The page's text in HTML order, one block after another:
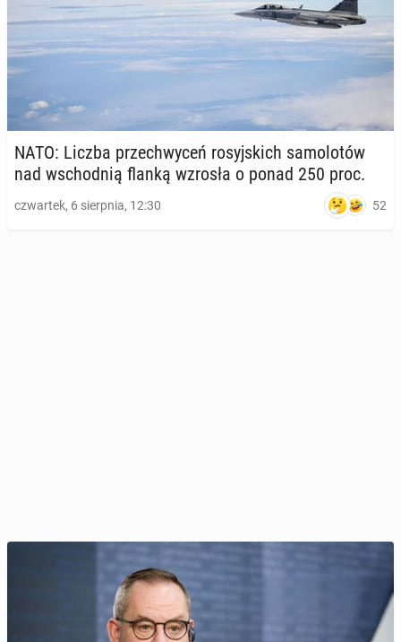
NATO: Liczba prze­chwy­ceń ro­syj­skich sa­mo­lo­tów
nad wschod­nią flanką wzrosła o ponad 250 proc.
czwartek, 6 sierpnia, 12:30 52